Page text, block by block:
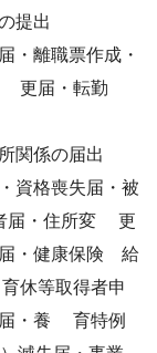
提出
離職票作成・
更届・転勤
関係の届出
資格喪失届・被
届・住所変 更
届・健康保険 給
休等取得者申
・養 育特例